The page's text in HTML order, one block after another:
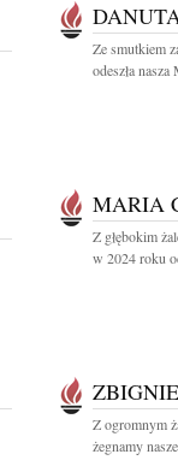
Ze smutkiem
odeszła
MARIA
Z głębokim
w 2024 roku
Z ogromnym
żegnamy